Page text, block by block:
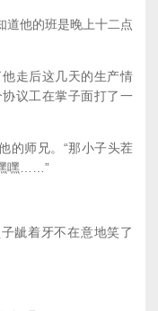
道他的班是晚上十二点
走后这几天的生产情
议工在掌子面打了一
的师兄。“那小子头茬
嘿……”
龇着牙不在意地笑了